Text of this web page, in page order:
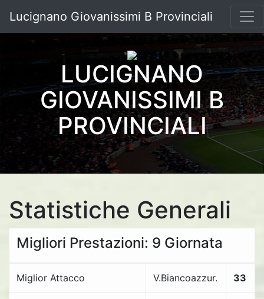
Lucignano Giovanissimi B Provinciali
LUCIGNANO
GIOVANISSIMI B
PROVINCIALI
Statistiche Generali
Migliori Prestazioni: 9 Giornata
Miglior Attacco V.Biancoazzur. 33